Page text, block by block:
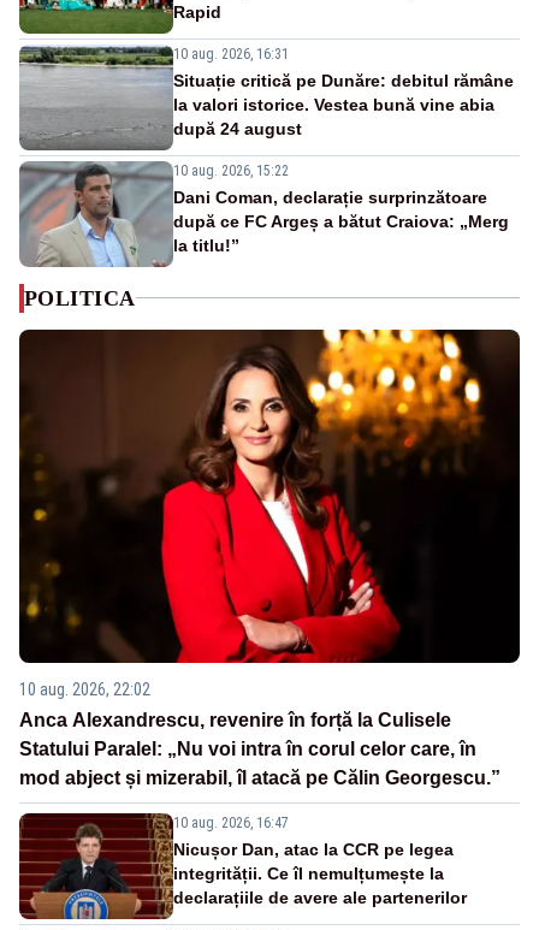
Rapid
10 aug. 2026, 16:31
Situație critică pe Dunăre: debitul rămâne
la valori istorice. Vestea bună vine abia
după 24 august
10 aug. 2026, 15:22
Dani Coman, declarație surprinzătoare
după ce FC Argeș a bătut Craiova: „Merg
la titlu!”
POLITICA
10 aug. 2026, 22:02
Anca Alexandrescu, revenire în forță la Culisele
Statului Paralel: „Nu voi intra în corul celor care, în
mod abject și mizerabil, îl atacă pe Călin Georgescu.”
10 aug. 2026, 16:47
Nicușor Dan, atac la CCR pe legea
integrității. Ce îl nemulțumește la
declarațiile de avere ale partenerilor